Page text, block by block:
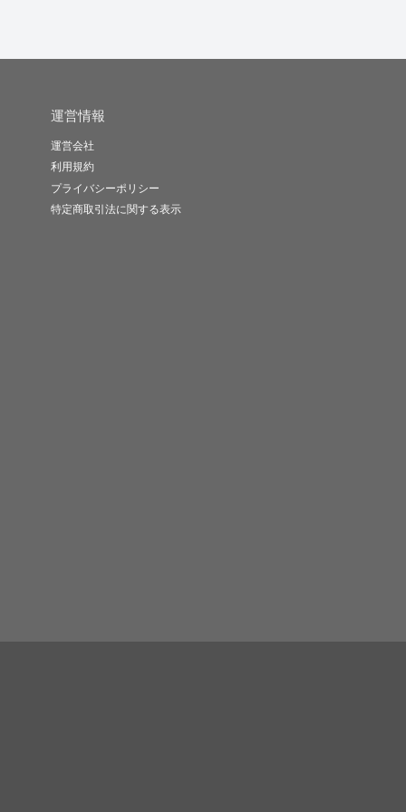
運営情報
運営会社
利用規約
プライバシーポリシー
特定商取引法に関する表示